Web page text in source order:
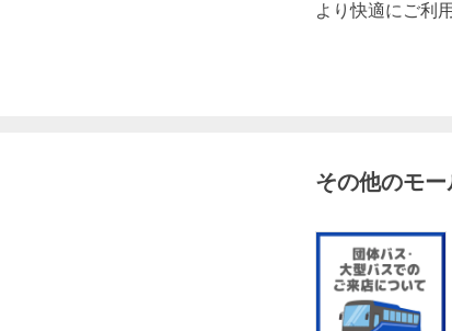
より快適にご利
その他のモ